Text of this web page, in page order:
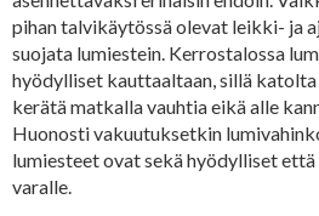
pihan talvikäytössä olevat leikki- ja
suojata lumiestein. Kerrostalossa
hyödylliset kauttaaltaan, sillä
kerätä matkalla vauhtia eikä alle
Huonosti vakuutuksetkin
lumiesteet ovat sekä hyödylliset
varalle.